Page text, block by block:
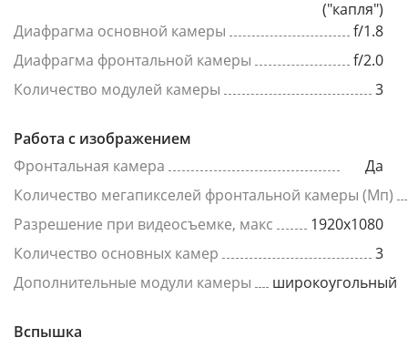
("капля")
Диафрагма основной камеры
f/1.8
Диафрагма фронтальной камеры
f/2.0
Количество модулей камеры
3
Работа с изображением
Фронтальная камера
Да
Количество мегапикселей фронтальной камеры (Мп)
Разрешение при видеосъемке, макс
1920x1080
Количество основных камер
3
Дополнительные модули камеры
широкоугольный
Вспышка